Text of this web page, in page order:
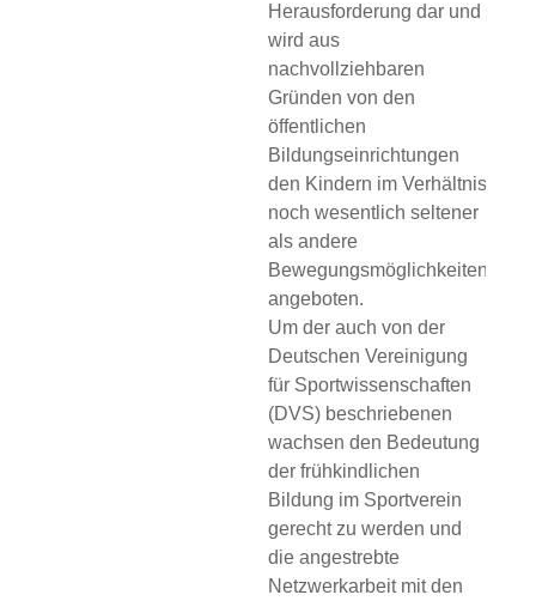
Herausforderung dar und
wird aus
nachvollziehbaren
Gründen von den
öffentlichen
Bildungseinrichtungen
den Kindern im Verhältnis
noch wesentlich seltener
als andere
Bewegungsmöglichkeiten
angeboten.
Um der auch von der
Deutschen Vereinigung
für Sportwissenschaften
(DVS) beschriebenen
wachsen den Bedeutung
der frühkindlichen
Bildung im Sportverein
gerecht zu werden und
die angestrebte
Netzwerkarbeit mit den